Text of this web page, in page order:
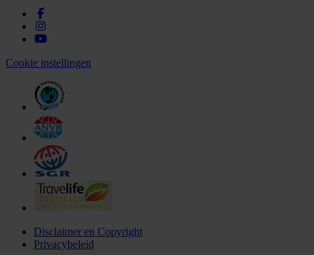
Cookie instellingen
Disclaimer en Copyright
Privacybeleid